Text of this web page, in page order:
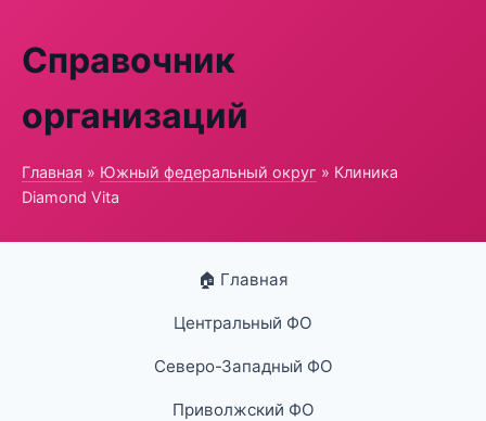
Справочник
организаций
Главная » Южный федеральный округ » Клиника
Diamond Vita
🏠 Главная
Центральный ФО
Северо-Западный ФО
Приволжский ФО